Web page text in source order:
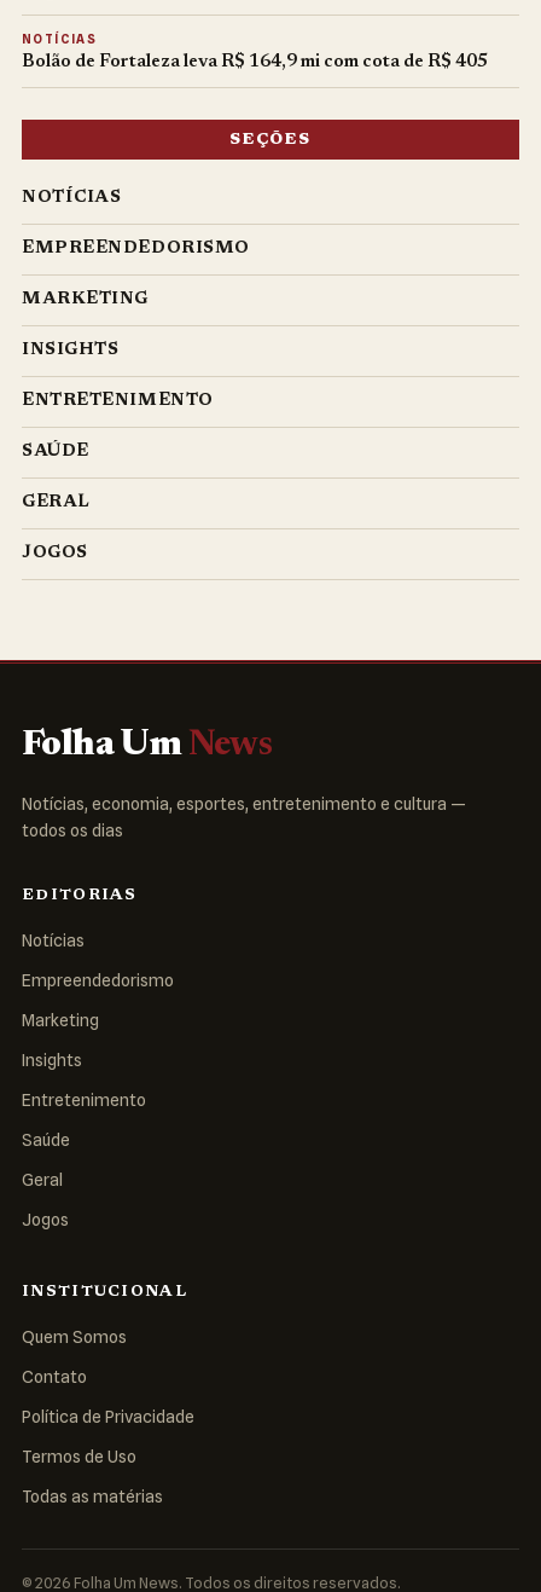
NOTÍCIAS
Bolão de Fortaleza leva R$ 164,9 mi com cota de R$ 405
SEÇÕES
NOTÍCIAS
EMPREENDEDORISMO
MARKETING
INSIGHTS
ENTRETENIMENTO
SAÚDE
GERAL
JOGOS
Folha Um News
Notícias, economia, esportes, entretenimento e cultura —
todos os dias
EDITORIAS
Notícias
Empreendedorismo
Marketing
Insights
Entretenimento
Saúde
Geral
Jogos
INSTITUCIONAL
Quem Somos
Contato
Política de Privacidade
Termos de Uso
Todas as matérias
© 2026 Folha Um News. Todos os direitos reservados.